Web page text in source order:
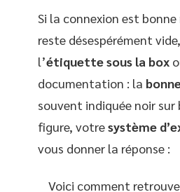
Si la connexion est
reste désespérément
l’étiquette sous la box
documentation : la
souvent indiquée noir sur
figure, votresystème
vous donner la réponse :
Voici comment